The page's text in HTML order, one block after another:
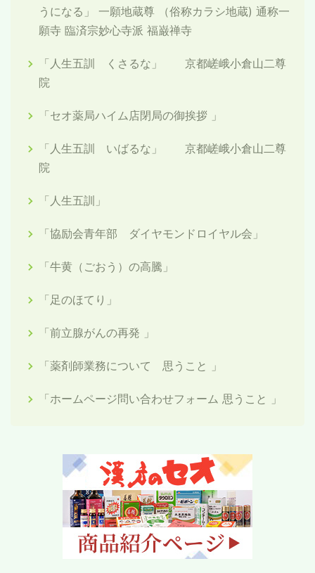
うになる」 一願地蔵尊 （俗称カラシ地蔵) 通称一
願寺 臨済宗妙心寺派 福巌禅寺
「人生五訓 くさるな」 京都嵯峨小倉山二尊
院
「セオ薬局ハイム店閉局の御挨拶 」
「人生五訓 いばるな」 京都嵯峨小倉山二尊
院
「人生五訓」
「協励会青年部 ダイヤモンドロイヤル会」
「牛黄（ごおう）の高騰」
「足のほてり」
「前立腺がんの再発 」
「薬剤師業務について 思うこと 」
「ホームページ問い合わせフォーム 思うこと 」